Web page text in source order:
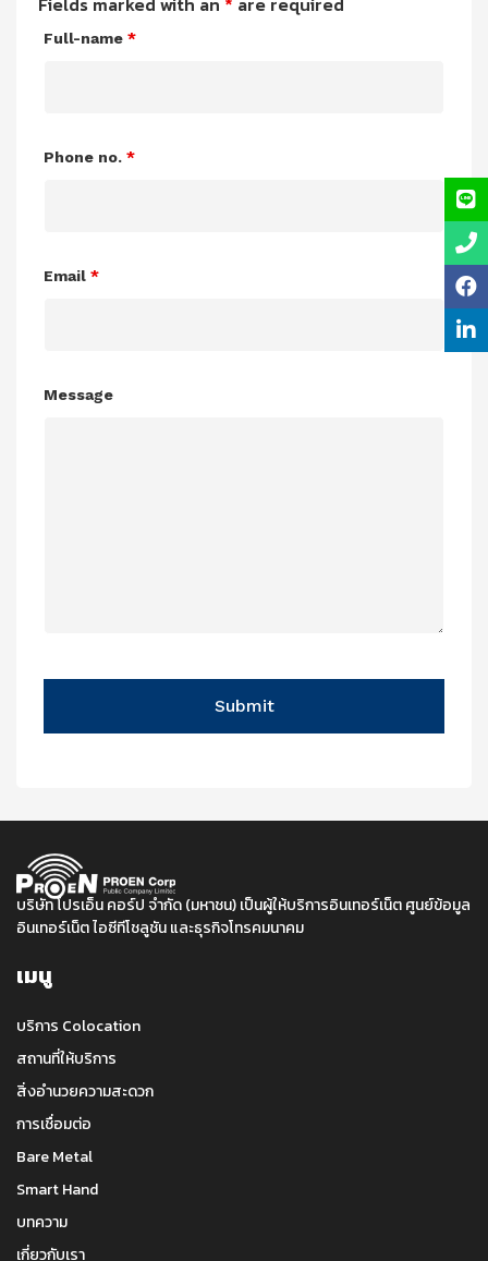
Full-name *
Phone no. *
Email *
Message
บริษัท โปรเอ็น คอร์ป จำกัด (มหาชน) เป็นผู้ให้บริการอินเทอร์เน็ต ศูนย์ข้อมูล
อินเทอร์เน็ต ไอซีทีโชลูชัน และธุรกิจโทรคมนาคม
เมนู
บริการ Colocation
สถานที่ให้บริการ
สิ่งอำนวยความสะดวก
การเชื่อมต่อ
Bare Metal
Smart Hand
บทความ
เกี่ยวกับเรา